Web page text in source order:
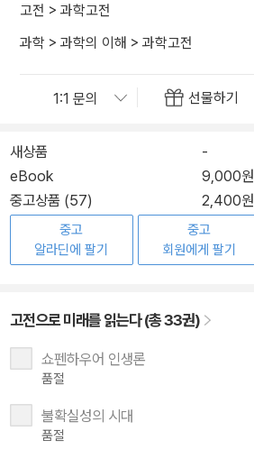
고전 > 과학고전
과학 > 과학의 이해 > 과학고전
선물하기
새상품
-
eBook
9,000원
중고상품 (57)
2,400원
중고
알라딘에 팔기
중고
회원에게 팔기
고전으로 미래를 읽는다 (총 33권)
쇼펜하우어 인생론
품절
불확실성의 시대
품절